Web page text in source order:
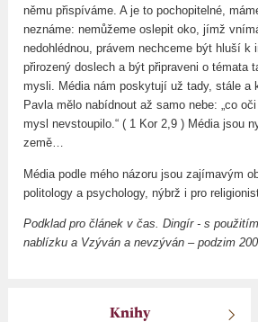
němu přispíváme. A je to pochopitelné,
neznáme: nemůžeme oslepit oko, jímž
nedohlédnou, právem nechceme být hluší
přirozený doslech a být připraveni o témata
mysli. Média nám poskytují už tady, stále a
Pavla mělo nabídnout až samo nebe: „co
mysl nevstoupilo.“ ( 1 Kor 2,9 ) Média jsou
země…
Média podle mého názoru jsou zajímavým
politology a psychology, nýbrž i pro
Podklad pro článek v čas. Dingír - s
nablízku a Vzýván a nevzýván – podzim
Knihy